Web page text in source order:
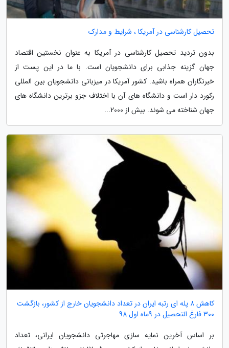
تحصیل کارشناسی در آمریکا ، شرایط و مدارک
بدون تردید تحصیل کارشناسی در آمریکا به عنوان نخستین اقتصاد
جهان گزینه جذابی برای دانشجویان است. با ما در این پست از
خبرنگاران همراه باشید. کشور آمریکا در میزبانی دانشجویان بین المللی
رکورد دار است و دانشگاه های آن با اختلاف جزو برترین دانشگاه های
جهان شناخته می شوند. بیش از 2000...
کاهش 8 پله ای رتبه ایران در تعداد دانشجویان خارج از کشور، بازگشت
300 فارغ التحصیل در 9ماه اول 98
بر اساس آخرین نمایه سازی مهاجرتی دانشجویان ایرانی، تعداد